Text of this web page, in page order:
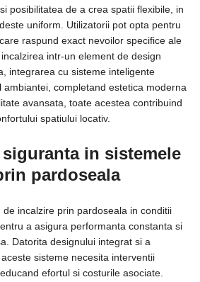
posibilitatea de a crea spatii flexibile, in
uniform. Utilizatorii pot opta pentru
raspund exact nevoilor specifice ale
intr-un element de design
integrarea cu sisteme inteligente
ambiantei, completand estetica moderna
avansata, toate acestea contribuind
spatiului locativ.
in sistemele
pardoseala
incalzire prin pardoseala in conditii
a asigura performanta constanta si
Datorita designului integrat si a
sisteme necesita interventii
efortul si costurile asociate.